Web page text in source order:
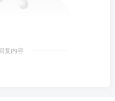
复内容